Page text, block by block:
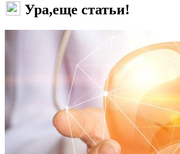
Ура,еще статьи!